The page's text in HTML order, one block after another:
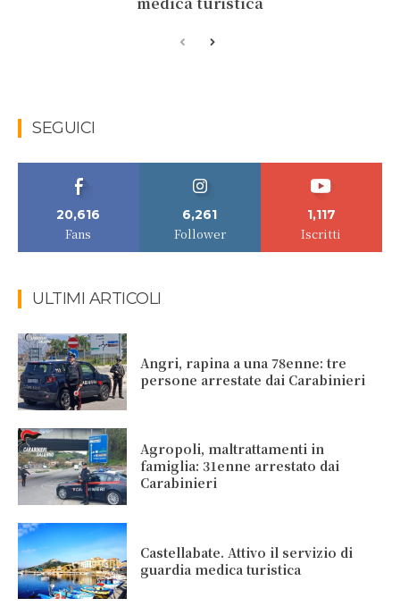
SEGUICI
20,616
Fans
6,261
Follower
1,117
Iscritti
ULTIMI ARTICOLI
Angri, rapina a una 78enne: tre
persone arrestate dai Carabinieri
Agropoli, maltrattamenti in
famiglia: 31enne arrestato dai
Carabinieri
Castellabate. Attivo il servizio di
guardia medica turistica